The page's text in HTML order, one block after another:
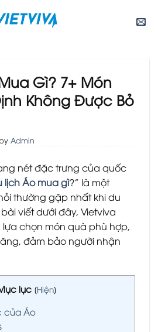
Gì? 7+ Món
Không Được Bỏ
Admin
nét đặc trưng của quốc
lịch Áo mua gì?” là một
thường gặp nhất khi du
viết dưới đây, Vietviva
lựa chọn món quà phù hợp,
đảm bảo người nhận
lục [Hiện]
của Áo